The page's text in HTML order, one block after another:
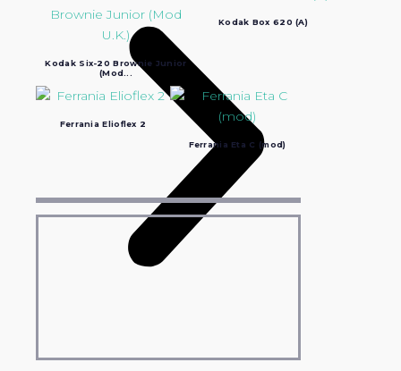
Kodak Six-20 Brownie Junior
(Mod...
Kodak Box 620 (A)
Ferrania Elioflex 2
Ferrania Eta C (mod)